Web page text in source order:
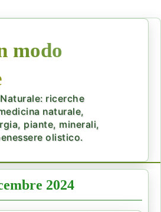
modo
ricerche
naturale,
piante, minerali,
olistico.
2024